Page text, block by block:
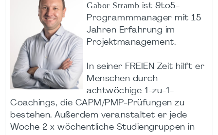
Gabor Stramb ist 9to5-
Programmmanager mit 15
Jahren Erfahrung im
Projektmanagement.
In seiner FREIEN Zeit hilft er
Menschen durch
achtwöchige 1-zu-1-
Coachings, die CAPM/PMP-Prüfungen zu
bestehen. Außerdem veranstaltet er jede
Woche 2 x wöchentliche Studiengruppen in